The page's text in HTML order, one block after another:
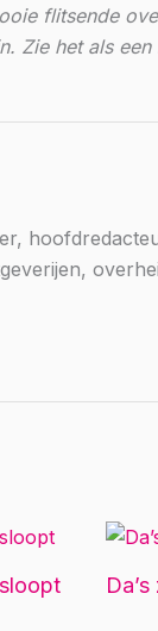
flitsende
Zie het als